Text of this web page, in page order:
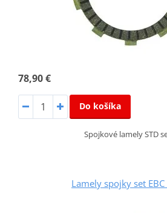
78,90 €
Do košíka
Spojkové lamely STD
Lamely spojky set